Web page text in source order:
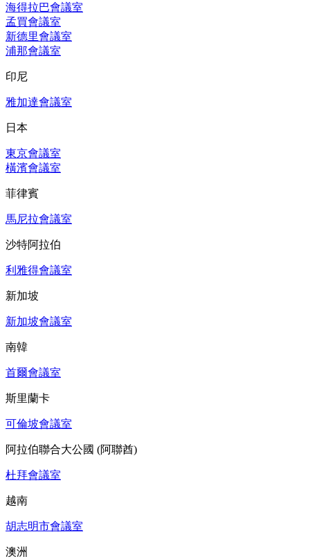
海得拉巴會議室
孟買會議室
新德里會議室
浦那會議室
印尼
雅加達會議室
日本
東京會議室
橫濱會議室
菲律賓
馬尼拉會議室
沙特阿拉伯
利雅得會議室
新加坡
新加坡會議室
南韓
首爾會議室
斯里蘭卡
可倫坡會議室
阿拉伯聯合大公國 (阿聯酋)
杜拜會議室
越南
胡志明市會議室
澳洲